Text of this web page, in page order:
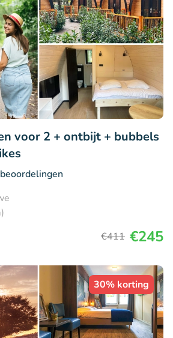
voor 2 + ontbijt + bubbels
€411 €245
30% korting